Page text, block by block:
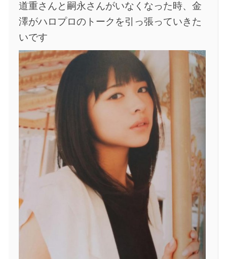
道重さんと嗣永さんがいなくなった時、金
澤がハロプロのトークを引っ張っていきた
いです